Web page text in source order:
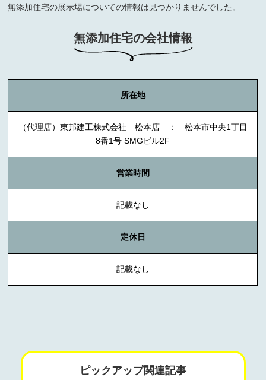
無添加住宅の展示場についての情報は見つかりませんでした。
無添加住宅の会社情報
所在地
（代理店）東邦建工株式会社 松本店 ： 松本市中央1丁目
8番1号 SMGビル2F
営業時間
記載なし
定休日
記載なし
ピックアップ関連記事